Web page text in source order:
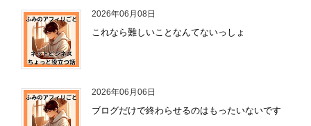
2026年06月08日
これなら難しいことなんてないっしょ
2026年06月06日
ブログだけで終わらせるのはもったいないです